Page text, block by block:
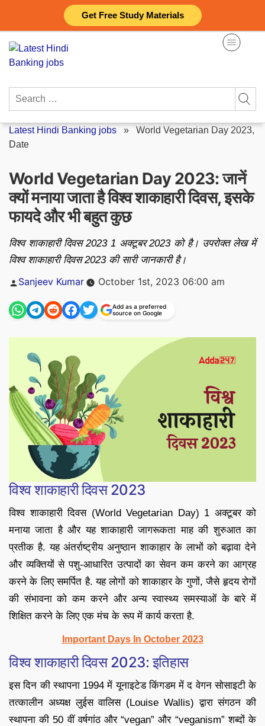
Get Free Study Materials
content
Search
Latest Hindi Banking jobs » World Vegetarian Day 2023,
Date
World Vegetarian Day 2023: जानें
क्यों मनाया जाता है विश्व शाकाहारी दिवस, इसके
फायदे और भी बहुत कुछ
विश्व शाकाहारी दिवस 2023 1 अक्टूबर 2023 को है। उपरोक्त लेख में
विश्व शाकाहारी दिवस 2023 की सारी जानकारी है।
Posted
Sanjeev Kumar October 1st, 2023 06:00 am
Add as a preferred
source on Google
विश्व शाकाहारी दिवस 2023
विश्व शाकाहारी दिवस (World Vegetarian Day) 1 अक्टूबर को
मनाया जाता है और यह शाकाहारी जागरूकता माह की शुरुआत का
प्रतीक है. यह अंतर्राष्ट्रीय अनुष्ठान शाकाहार के लाभों को बढ़ावा देने
और व्यक्तियों से पशु-आधारित उत्पादों का सेवन कम करने का आग्रह
करने के लिए समर्पित है. यह लोगों को शाकाहार के गुणों, जैसे हृदय रोगों
की संभावना को कम करने और अन्य स्वास्थ्य समस्याओं के बारे में
शिक्षित करने के लिए एक मंच के रूप में कार्य करता है.
Important Days In October 2023
विश्व शाकाहारी दिवस 2023: इतिहास
इस दिन की स्थापना 1994 में यूनाइटेड किंगडम में द वेगन सोसाइटी के
तत्कालीन अध्यक्ष लुईस वालिस (Louise Wallis) द्वारा संगठन की
स्थापना की 50 वीं वर्षगांठ और “vegan” और “veganism” शब्दों के